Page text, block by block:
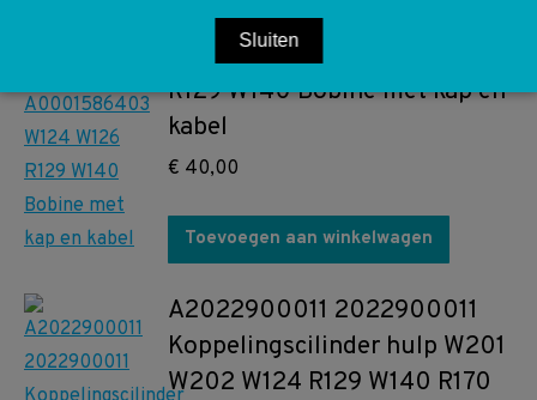
A0001585803 0001585803
A0001586403 W124 W126
R129 W140 Bobine met kap en
kabel
€ 40,00
Toevoegen aan winkelwagen
A2022900011 2022900011
Koppelingscilinder hulp W201
W202 W124 R129 W140 R170
Sluiten